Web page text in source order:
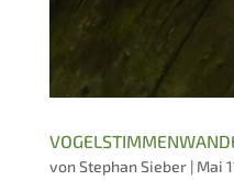
vonStephan Sieber| Mai